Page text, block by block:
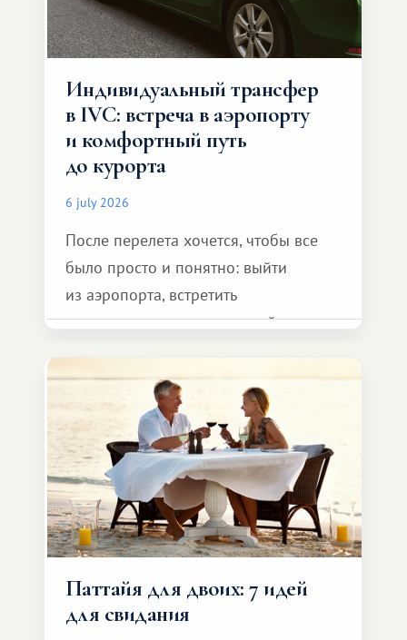
Индивидуальный трансфер
в IVC: встреча в аэропорту
и комфортный путь
до курорта
6 july 2026
После перелета хочется, чтобы все
было просто и понятно: выйти
из аэропорта, встретить
представителя транспортной
и спокойно доехать до курорта.
Паттайя для двоих: 7 идей
для свидания